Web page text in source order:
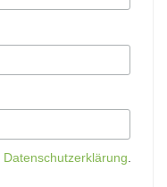
Datenschutzerklärung